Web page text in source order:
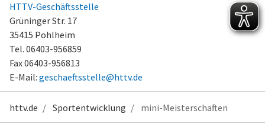
HTTV-Geschäftsstelle
Grüninger Str. 17
35415 Pohlheim
Tel. 06403-956859
Fax 06403-956813
E-Mail: geschaeftsstelle@httv.de
httv.de Sportentwicklung mini-Meisterschaften